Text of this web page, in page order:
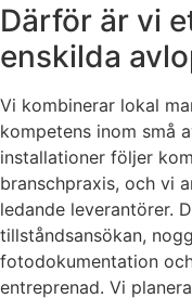
Därför är vi
enskilda
Vi kombinerar lokal
kompetens inom små
installationer följer
branschpraxis, och vi
ledande leverantörer.
tillståndsansökan,
fotodokumentation
entreprenad. Vi